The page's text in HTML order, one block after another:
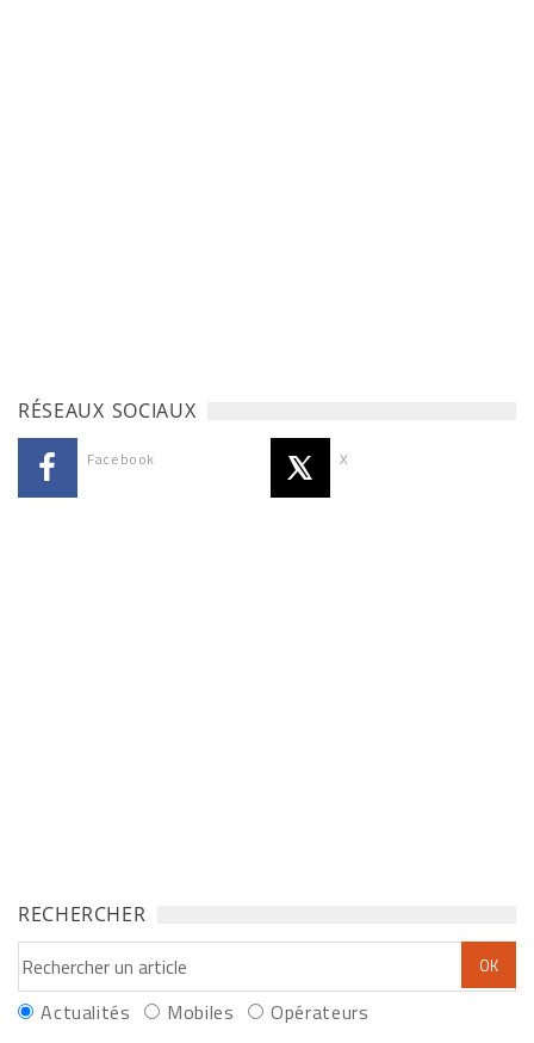
RÉSEAUX SOCIAUX
Facebook X
RECHERCHER
Actualités Mobiles Opérateurs